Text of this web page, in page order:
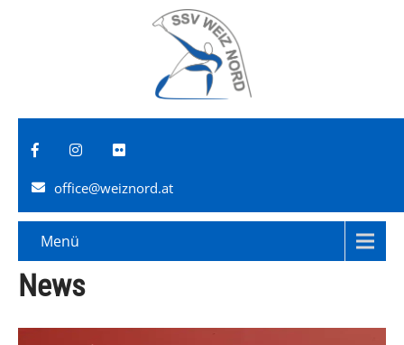
office@weiznord.at
Menü
News